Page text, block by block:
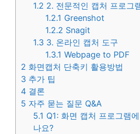
1.2 2. 전문적인 캡처 프로그
1.2.1 Greenshot
1.2.2 Snagit
1.3 3. 온라인 캡처 도구
1.3.1 Webpage to PDF
2 화면캡처 단축키 활용방법
3 추가 팁
4 결론
5 자주 묻는 질문 Q&A
5.1 Q1: 화면 캡처 프로그램
나요?